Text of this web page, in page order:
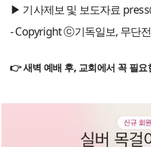
▶ 기사제보 및 보도자료
- Copyright ⓒ기독일보, 무단
👉 새벽 예배 후, 교회에서 꼭 필요